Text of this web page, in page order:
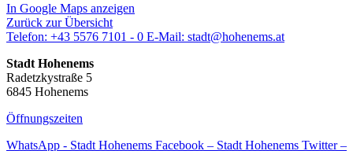
In Google Maps anzeigen
Zurück zur Übersicht
Telefon: +43 5576 7101 - 0 E-Mail: stadt@hohenems.at
Stadt Hohenems
Radetzkystraße 5
6845 Hohenems
Öffnungszeiten
WhatsApp - Stadt Hohenems Facebook – Stadt Hohenems Twitter –